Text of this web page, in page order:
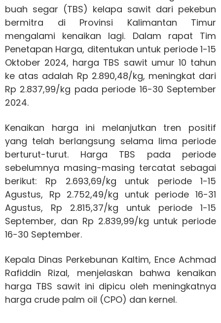
buah segar (TBS) kelapa sawit dari pekebun
bermitra di Provinsi Kalimantan Timur
mengalami kenaikan lagi. Dalam rapat Tim
Penetapan Harga, ditentukan untuk periode 1-15
Oktober 2024, harga TBS sawit umur 10 tahun
ke atas adalah Rp 2.890,48/kg, meningkat dari
Rp 2.837,99/kg pada periode 16-30 September
2024.
Kenaikan harga ini melanjutkan tren positif
yang telah berlangsung selama lima periode
berturut-turut. Harga TBS pada periode
sebelumnya masing-masing tercatat sebagai
berikut: Rp 2.693,69/kg untuk periode 1-15
Agustus, Rp 2.752,49/kg untuk periode 16-31
Agustus, Rp 2.815,37/kg untuk periode 1-15
September, dan Rp 2.839,99/kg untuk periode
16-30 September.
Kepala Dinas Perkebunan Kaltim, Ence Achmad
Rafiddin Rizal, menjelaskan bahwa kenaikan
harga TBS sawit ini dipicu oleh meningkatnya
harga crude palm oil (CPO) dan kernel.